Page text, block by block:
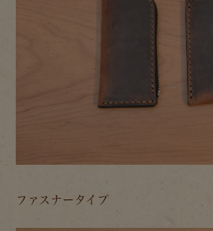
ファスナータイプ